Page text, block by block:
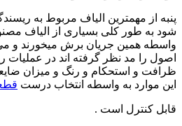
پنبه از مهمترین الیاف مربوط به
شود به طور کلی بسیاری از الیاف
واسطه همین جریان برش میخورند و
اصول را مد نظر گرفته اند در عملیات
ظرافت و استحکام و رنگ و میزان
این موارد به واسطه انتخاب درست
قابل کنترل است .